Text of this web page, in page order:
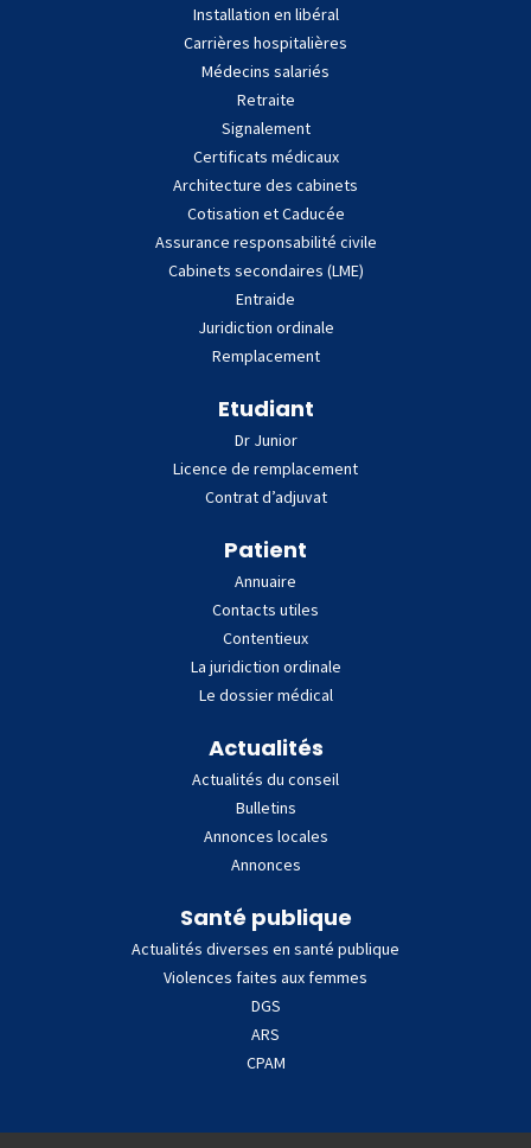
Installation en libéral
Carrières hospitalières
Médecins salariés
Retraite
Signalement
Certificats médicaux
Architecture des cabinets
Cotisation et Caducée
Assurance responsabilité civile
Cabinets secondaires (LME)
Entraide
Juridiction ordinale
Remplacement
Etudiant
Dr Junior
Licence de remplacement
Contrat d’adjuvat
Patient
Annuaire
Contacts utiles
Contentieux
La juridiction ordinale
Le dossier médical
Actualités
Actualités du conseil
Bulletins
Annonces locales
Annonces
Santé publique
Actualités diverses en santé publique
Violences faites aux femmes
DGS
ARS
CPAM